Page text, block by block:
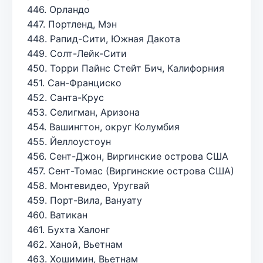
446. Орландо
447. Портленд, Мэн
448. Рапид-Сити, Южная Дакота
449. Солт-Лейк-Сити
450. Торри Пайнс Стейт Бич, Калифорния
451. Сан-Франциско
452. Санта-Крус
453. Селигман, Аризона
454. Вашингтон, округ Колумбия
455. Йеллоустоун
456. Сент-Джон, Виргинские острова США
457. Сент-Томас (Виргинские острова США)
458. Монтевидео, Уругвай
459. Порт-Вила, Вануату
460. Ватикан
461. Бухта Халонг
462. Ханой, Вьетнам
463. Хошимин, Вьетнам